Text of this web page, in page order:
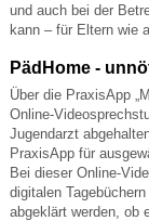
und auch bei der
kann – für Eltern wie
PädHome -
Über die PraxisApp
Online-
Jugendarzt
PraxisApp für
Bei dieser Online-
digitalen
abgeklärt werden, ob